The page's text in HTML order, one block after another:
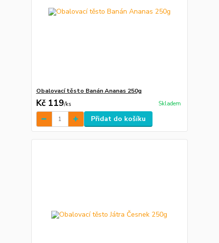
Obalovací těsto Banán Ananas 250g
Kč 119/ks Skladem
Přidat do košíku